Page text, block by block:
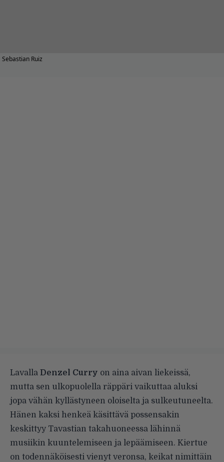
Sebastian Ruiz
Lavalla Denzel Curry on aina aivan liekeissä,
mutta sen ulkopuolella räppäri vaikuttaa aluksi
jopa vähän kyllästyneen oloiselta ja sulkeutuneelta.
Hänen kaksi henkeä käsittävä possensakin
keskittyy Tavastian takahuoneessa lähinnä
musiikin kuuntelemiseen ja lepäämiseen. Kiertue
on todennäköisesti vienyt veronsa, keikat nimittäin